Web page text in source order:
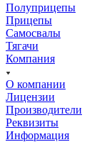
Полуприцепы
Прицепы
Самосвалы
Тягачи
Компания
О компании
Лицензии
Производители
Реквизиты
Информация